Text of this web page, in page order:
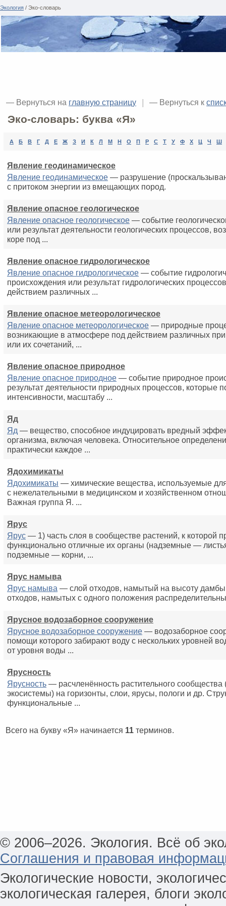
Экология / Эко-словарь
— Вернуться на главную страницу | — Вернуться к
Эко-словарь: буква «Я»
А Б В Г Д Е Ж З И К Л М Н О П Р С Т У Ф Х Ц Ч Ш
Явление геодинамическое
Явление геодинамическое — разрушение
с притоком энергии из вмещающих пород.
Явление опасное геологическое
Явление опасное геологическое — событие
или результат деятельности геологических процессов,
коре под ...
Явление опасное гидрологическое
Явление опасное гидрологическое — событие
происхождения или результат гидрологических
действием различных ...
Явление опасное метеорологическое
Явление опасное метеорологическое — природные
возникающие в атмосфере под действием различных
или их сочетаний, ...
Явление опасное природное
Явление опасное природное — событие природное
результат деятельности природных процессов, которые
интенсивности, масштабу ...
Яд
Яд — вещество, способное индуцировать вредный
организма, включая человека. Относительное
практически каждое ...
Ядохимикаты
Ядохимикаты — химические вещества, используемые
с нежелательными в медицинском и хозяйственном
Важная группа Я. ...
Ярус
Ярус — 1) часть слоя в сообществе растений, к которой
функционально отличные их органы (надземные —
подземные — корни, ...
Ярус намыва
Ярус намыва — слой отходов, намытый на высоту
отходов, намытых с одного положения
Ярусное водозаборное сооружение
Ярусное водозаборное сооружение — водозаборное
помощи которого забирают воду с нескольких уровней
от уровня воды ...
Ярусность
Ярусность — расчленённость растительного сообщества
экосистемы) на горизонты, слои, ярусы, пологи и др.
функциональные ...
Всего на букву «Я» начинается 11 терминов.
© 2006–2026. Экология. Всё об
Соглашения и правовая
Экологические новости,
экологическая галерея, блоги